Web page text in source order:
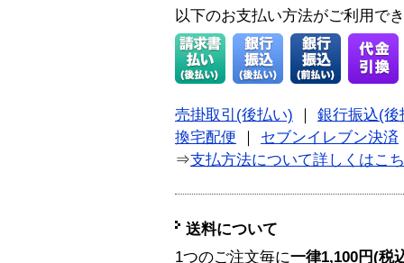
以下のお支払い方法がご利用で
売掛取引(後払い)
銀行振込(後
換宅配便
セブンイレブン決済
⇒支払方法について詳しくはこ
送料について
1つのご注文毎に一律1,100円(税